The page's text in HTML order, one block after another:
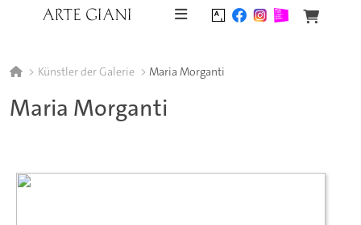
Skip to content
Künstler der Galerie Maria Morganti
Maria Morganti